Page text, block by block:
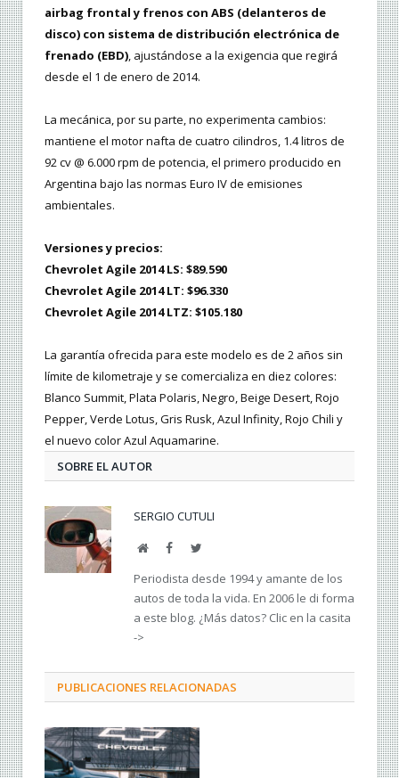
airbag frontal y frenos con ABS (delanteros de
disco) con sistema de distribución electrónica de
frenado (EBD), ajustándose a la exigencia que regirá
desde el 1 de enero de 2014.
La mecánica, por su parte, no experimenta cambios:
mantiene el motor nafta de cuatro cilindros, 1.4 litros de
92 cv @ 6.000 rpm de potencia, el primero producido en
Argentina bajo las normas Euro IV de emisiones
ambientales.
Versiones y precios:
Chevrolet Agile 2014 LS: $89.590
Chevrolet Agile 2014 LT: $96.330
Chevrolet Agile 2014 LTZ: $105.180
La garantía ofrecida para este modelo es de 2 años sin
límite de kilometraje y se comercializa en diez colores:
Blanco Summit, Plata Polaris, Negro, Beige Desert, Rojo
Pepper, Verde Lotus, Gris Rusk, Azul Infinity, Rojo Chili y
el nuevo color Azul Aquamarine.
SOBRE EL AUTOR
SERGIO CUTULI
Web FacebookTwitter
Periodista desde 1994 y amante de los
autos de toda la vida. En 2006 le di forma
a este blog. ¿Más datos? Clic en la casita
->
PUBLICACIONES RELACIONADAS